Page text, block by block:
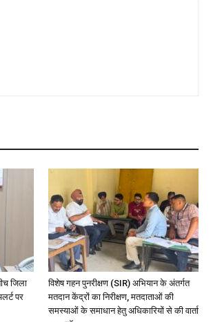
जिला
पर
विशेष गहन पुनरीक्षण (SIR) अभियान के अंतर्गत
मतदान केंद्रों का निरीक्षण, मतदाताओं की
समस्याओं के समाधान हेतु अधिकारियों से की वार्ता